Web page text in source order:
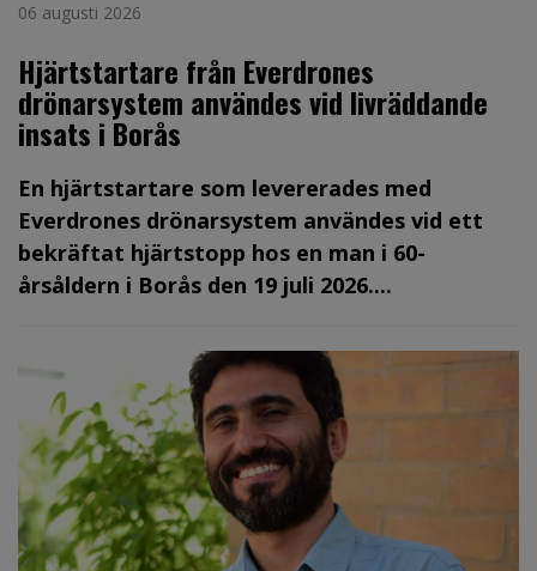
06 augusti 2026
Hjärtstartare från Everdrones
drönarsystem användes vid livräddande
insats i Borås
En hjärtstartare som levererades med
Everdrones drönarsystem användes vid ett
bekräftat hjärtstopp hos en man i 60-
årsåldern i Borås den 19 juli 2026....